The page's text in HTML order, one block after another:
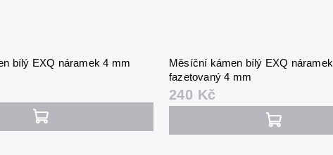
bílý EXQ náramek 4 mm
Měsíční kámen bílý EXQ náramek
fazetovaný 4 mm
240 Kč